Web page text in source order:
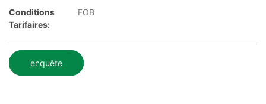
Conditions
Tarifaires:
FOB
enquête